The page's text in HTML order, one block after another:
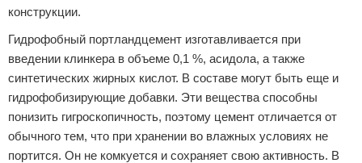
конструкции.
Гидрофобный портландцемент изготавливается при
введении клинкера в объеме 0,1 %, асидола, а также
синтетических жирных кислот. В составе могут быть еще и
гидрофобизирующие добавки. Эти вещества способны
понизить гигроскопичность, поэтому цемент отличается от
обычного тем, что при хранении во влажных условиях не
портится. Он не комкуется и сохраняет свою активность. В